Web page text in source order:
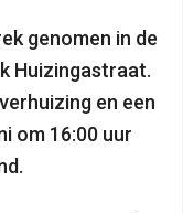
genomen in de
Huizingastraat.
en een
om 16:00 uur